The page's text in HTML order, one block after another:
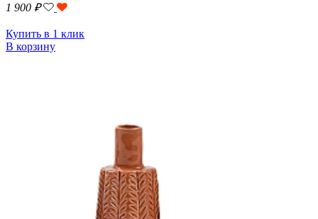
1 900 ₽
Купить в 1 клик
В корзину